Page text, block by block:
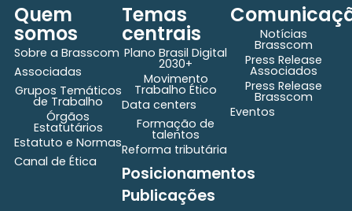
Quem
somos
Sobre a Brasscom
Associadas
Grupos Temáticos
de Trabalho
Órgãos
Estatutários
Estatuto e Normas
Canal de Ética
Temas
centrais
Plano Brasil Digital
2030+
Movimento
Trabalho Ético
Data centers
Formação de
talentos
Reforma tributária
Posicionamentos
Publicações
Notícias
Brasscom
Press Release
Associados
Press Release
Brasscom
Eventos